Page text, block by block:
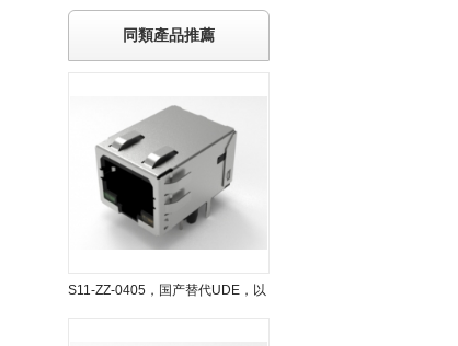
同類產品推薦
S11-ZZ-0405，国产替代UDE，以